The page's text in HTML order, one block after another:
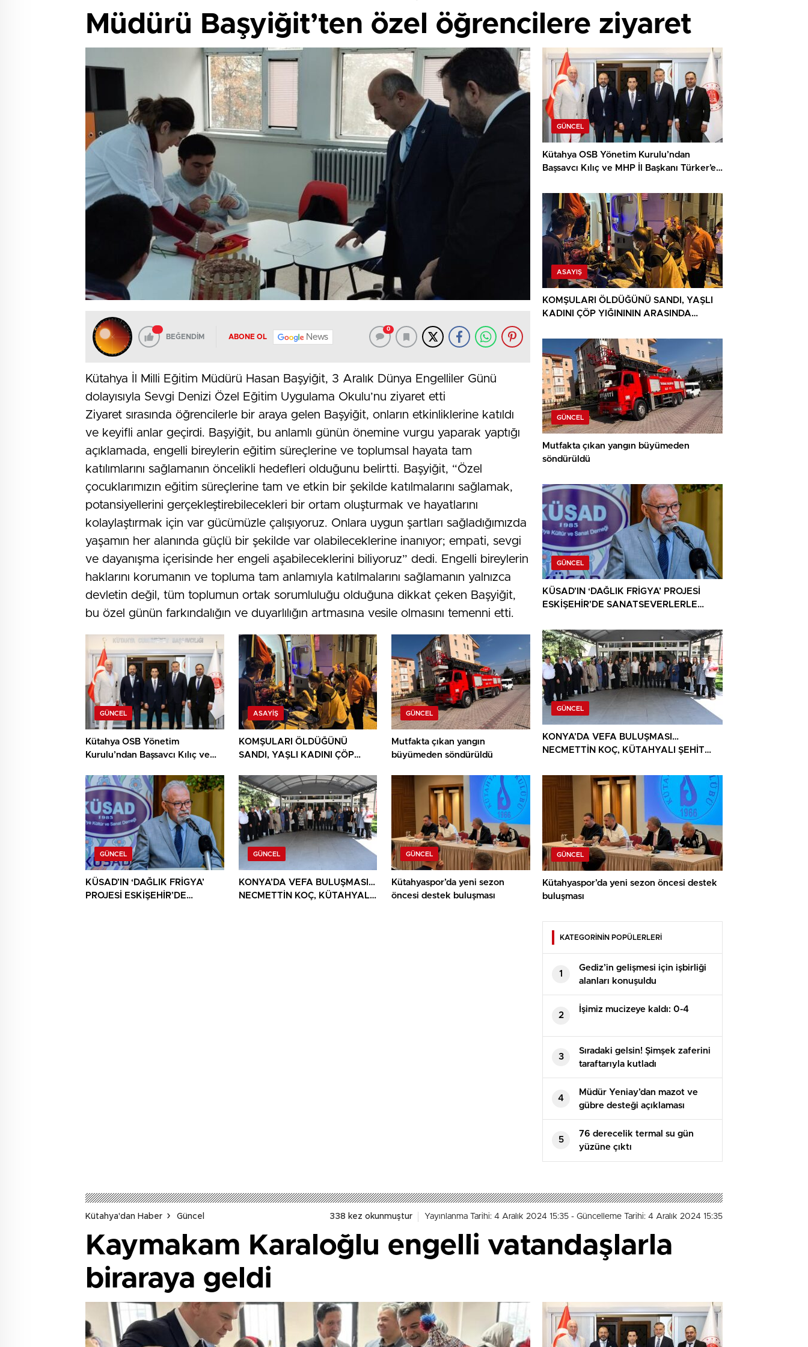
Müdürü Başyiğit’ten özel öğrencilere ziyaret
BEĞENDİM ABONE OL News
0
Kütahya İl Milli Eğitim Müdürü Hasan Başyiğit, 3 Aralık Dünya Engelliler Günü
dolayısıyla Sevgi Denizi Özel Eğitim Uygulama Okulu’nu ziyaret etti
Ziyaret sırasında öğrencilerle bir araya gelen Başyiğit, onların etkinliklerine katıldı
ve keyifli anlar geçirdi. Başyiğit, bu anlamlı günün önemine vurgu yaparak yaptığı
açıklamada, engelli bireylerin eğitim süreçlerine ve toplumsal hayata tam
katılımlarını sağlamanın öncelikli hedefleri olduğunu belirtti. Başyiğit, “Özel
çocuklarımızın eğitim süreçlerine tam ve etkin bir şekilde katılmalarını sağlamak,
potansiyellerini gerçekleştirebilecekleri bir ortam oluşturmak ve hayatlarını
kolaylaştırmak için var gücümüzle çalışıyoruz. Onlara uygun şartları sağladığımızda
yaşamın her alanında güçlü bir şekilde var olabileceklerine inanıyor; empati, sevgi
ve dayanışma içerisinde her engeli aşabileceklerini biliyoruz” dedi. Engelli bireylerin
haklarını korumanın ve topluma tam anlamıyla katılmalarını sağlamanın yalnızca
devletin değil, tüm toplumun ortak sorumluluğu olduğuna dikkat çeken Başyiğit,
bu özel günün farkındalığın ve duyarlılığın artmasına vesile olmasını temenni etti.
GÜNCEL
Kütahya OSB Yönetim
Kurulu’ndan Başsavcı Kılıç ve
ASAYIŞ
KOMŞULARI ÖLDÜĞÜNÜ
SANDI, YAŞLI KADINI ÇÖP
BULUNDU
GÜNCEL
Mutfakta çıkan yangın
büyümeden söndürüldü
GÜNCEL
KÜSAD’IN ‘DAĞLIK FRİGYA’
PROJESİ ESKİŞEHİR’DE
GÜNCEL
KONYA’DA VEFA BULUŞMASI…
NECMETTİN KOÇ, KÜTAHYALI
GÜNCEL
Kütahyaspor’da yeni sezon
öncesi destek buluşması
GÜNCEL
Kütahya OSB Yönetim Kurulu’ndan
Başsavcı Kılıç ve MHP İl Başkanı Türker’e
ASAYIŞ
KOMŞULARI ÖLDÜĞÜNÜ SANDI, YAŞLI
KADINI ÇÖP YIĞINININ ARASINDA
GÜNCEL
Mutfakta çıkan yangın büyümeden
söndürüldü
GÜNCEL
KÜSAD’IN ‘DAĞLIK FRİGYA’ PROJESİ
ESKİŞEHİR’DE SANATSEVERLERLE
GÜNCEL
KONYA’DA VEFA BULUŞMASI…
NECMETTİN KOÇ, KÜTAHYALI ŞEHİT
GÜNCEL
Kütahyaspor’da yeni sezon öncesi destek
buluşması
KATEGORİNİN POPÜLERLERİ
1
Gediz’in gelişmesi için işbirliği
alanları konuşuldu
2
İşimiz mucizeye kaldı: 0-4
3
Sıradaki gelsin! Şimşek zaferini
taraftarıyla kutladı
4
Müdür Yeniay’dan mazot ve
gübre desteği açıklaması
5
76 derecelik termal su gün
yüzüne çıktı
Kütahya'dan Haber Güncel 338 kez okunmuştur Yayınlanma Tarihi: 4 Aralık 2024 15:35 - Güncelleme Tarihi: 4 Aralık 2024 15:35
Kaymakam Karaloğlu engelli vatandaşlarla
biraraya geldi